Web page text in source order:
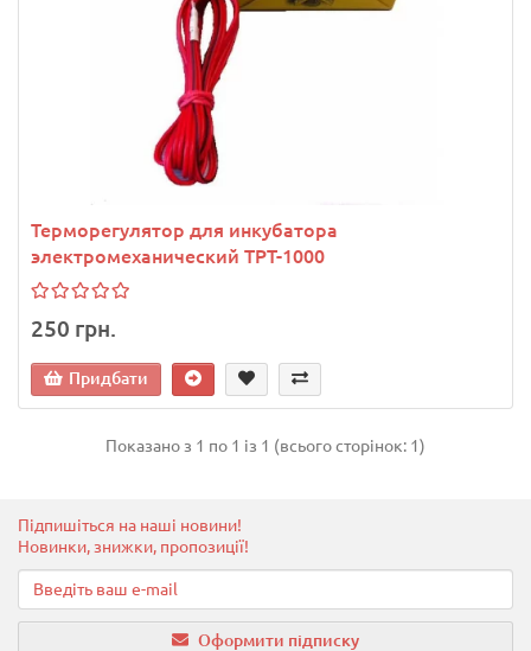
Терморегулятор для инкубатора
электромеханический ТРТ-1000
250 грн.
Придбати
Показано з 1 по 1 із 1 (всього сторінок: 1)
Підпишіться на наші новини!
Новинки, знижки, пропозиції!
Оформити підписку